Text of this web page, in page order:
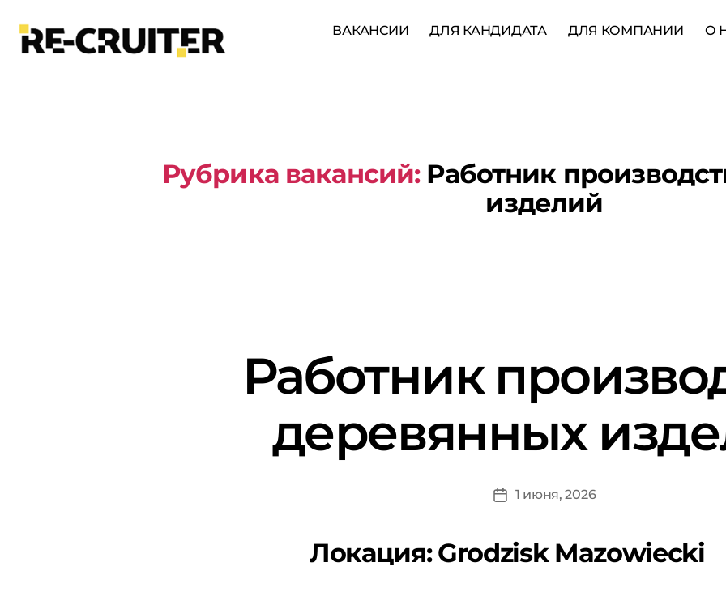
ВАКАНСИИ ДЛЯ КАНДИДАТА ДЛЯ КОМПАНИИ О
Рубрика вакансий: Работник
изделий
Работник
деревянных
1 июня, 2026
Локация:Grodzisk Mazowiecki